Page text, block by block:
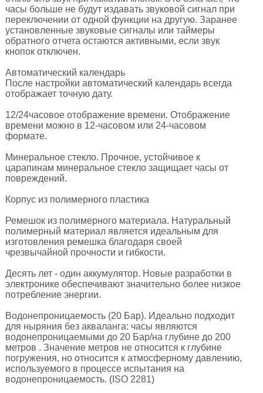
часы больше не будут издавать звуковой сигнал при
переключении от одной функции на другую. Заранее
установленные звуковые сигналы или таймеры
обратного отчета остаются активными, если звук
кнопок отключен.
Автоматический календарь
После настройки автоматический календарь всегда
отображает точную дату.
12/24­часовое отображение времени. Отображение
времени можно в 12-часовом или 24-­часовом
формате.
Минеральное стекло. Прочное, устойчивое к
царапинам минеральное стекло защищает часы от
повреждений.
Корпус из полимерного пластика
Ремешок из полимерного материала. Натуральный
полимерный материал является идеальным для
изготовления ремешка благодаря своей
чрезвычайной прочности и гибкости.
Десять лет - один аккумулятор. Новые разработки в
электронике обеспечивают значительно более низкое
потребление энергии.
Водонепроницаемость (20 Бар). Идеально подходит
для ныряния без акваланга: часы являются
водонепроницаемыми до 20 Бар/на глубине до 200
метров . Значение метров не относится к глубине
погружения, но относится к атмосферному давлению,
используемого в процессе испытания на
водонепроницаемость. (ISO 2281)